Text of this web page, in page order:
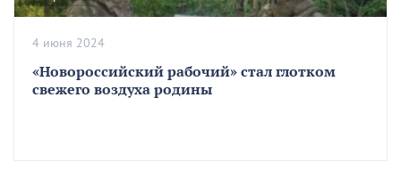
«Новороссийский рабочий» стал глотком
свежего воздуха родины
4 июня 2024